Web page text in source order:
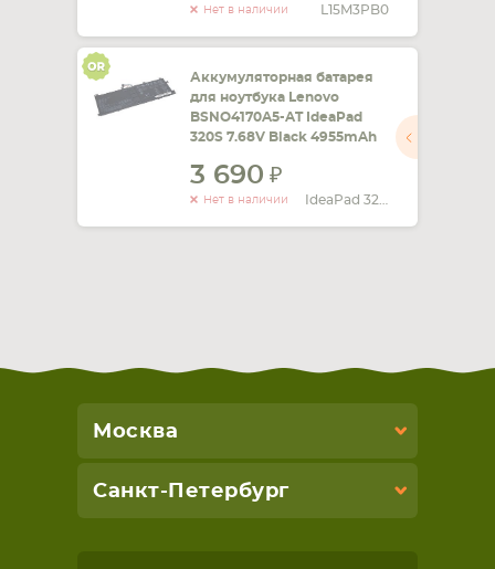
Нет в наличии L15M3PB0
Аккумуляторная батарея
для ноутбука Lenovo
BSNO4170A5-AT IdeaPad
320S 7.68V Black 4955mAh
3 690
Нет в наличии
Москва
Санкт-Петербург